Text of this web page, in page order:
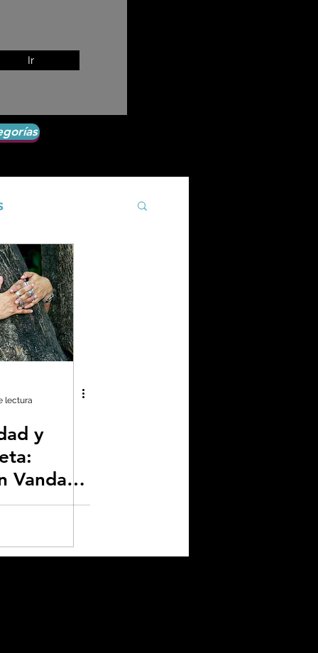
Ir
Agroecología
neutralidad
lectura
y
Vandana